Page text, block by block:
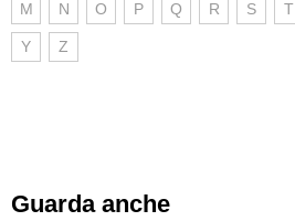
M N O P Q R S T
Y Z
Guarda anche